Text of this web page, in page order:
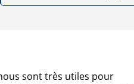
sont très utiles pour